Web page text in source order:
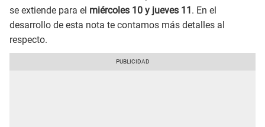
se extiende para el miércoles 10 y jueves 11 . En el
desarrollo de esta nota te contamos más detalles al
respecto.